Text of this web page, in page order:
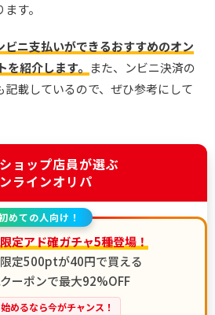
す。
ビニ支払いができるおすすめのオン
紹介します。 また、ンビニ決済の
記載しているので、ぜひ参考にして
ョップ店員が選ぶ
ラインオリパ
めての人向け！
定アド確ガチャ5種登場！
定500ptが40円で買える
ーポンで最大92%OFF
めるなら今がチャンス！